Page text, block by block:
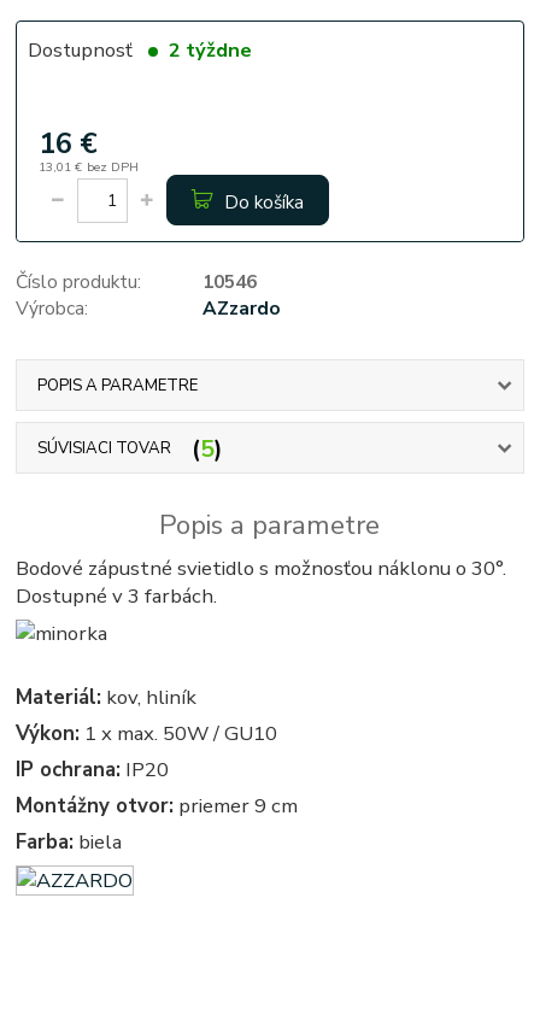
Dostupnosť 2 týždne
16 €
13,01 € bez DPH
Do košíka
Číslo produktu:
10546
Výrobca:
AZzardo
POPIS A PARAMETRE
SÚVISIACI TOVAR 5
Popis a parametre
Bodové zápustné svietidlo s možnosťou náklonu o 30°.
Dostupné v 3 farbách.
Materiál: kov, hliník
Výkon: 1 x max. 50W / GU10
IP ochrana: IP20
Montážny otvor: priemer 9 cm
Farba: biela